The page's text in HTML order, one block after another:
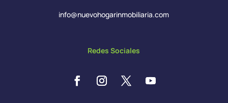
info@nuevohogarinmobiliaria.com
Redes Sociales